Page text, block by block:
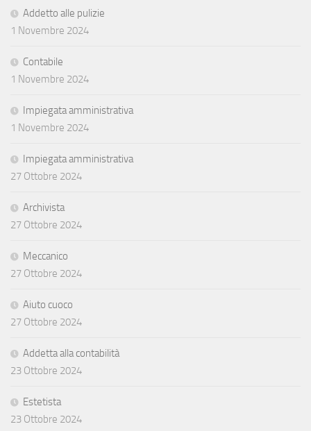
Addetto alle pulizie
1 Novembre 2024
Contabile
1 Novembre 2024
Impiegata amministrativa
1 Novembre 2024
Impiegata amministrativa
27 Ottobre 2024
Archivista
27 Ottobre 2024
Meccanico
27 Ottobre 2024
Aiuto cuoco
27 Ottobre 2024
Addetta alla contabilità
23 Ottobre 2024
Estetista
23 Ottobre 2024